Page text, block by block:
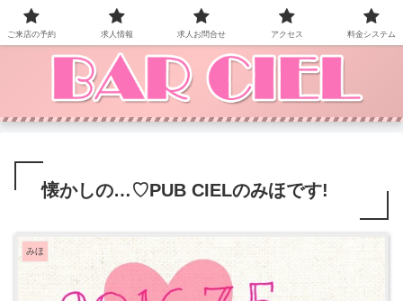
BAR CIEL！ご来店お待ちしています。
懐かしの…♡PUB CIELのみほです!
みほ
ご来店の予約 求人情報 求人お問合せ アクセス 料金システム